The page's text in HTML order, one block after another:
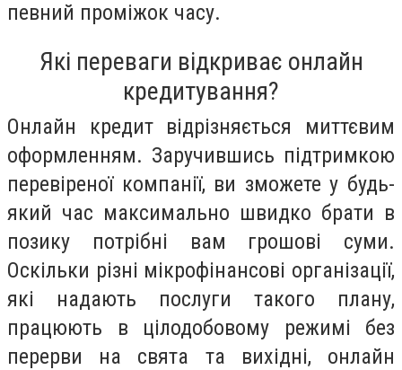
певний проміжок часу.
Які переваги відкриває онлайн
кредитування?
Онлайн кредит відрізняється миттєвим
оформленням. Заручившись підтримкою
перевіреної компанії, ви зможете у будь-
який час максимально швидко брати в
позику потрібні вам грошові суми.
Оскільки різні мікрофінансові організації,
які надають послуги такого плану,
працюють в цілодобовому режимі без
перерви на свята та вихідні, онлайн